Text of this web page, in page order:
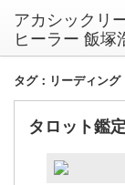
アカシックリ
ヒーラー 飯塚
タグ：リーディング
タロット鑑